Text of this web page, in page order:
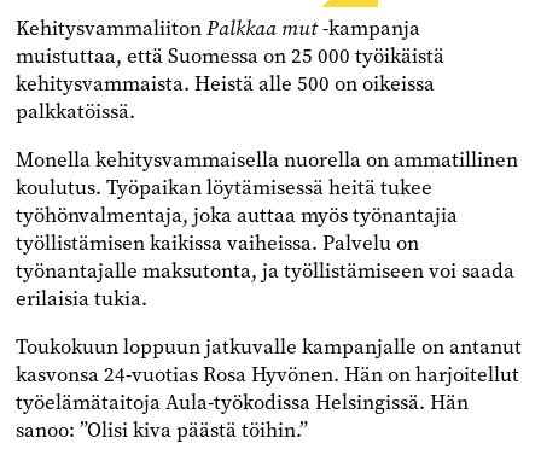
KehitysvammaliitonPalkkaa mut-kampanja
muistuttaa, että Suomessa on 25 000 työikäistä
kehitysvammaista. Heistä alle 500 on oikeissa
palkkatöissä.
Monella kehitysvammaisella nuorella on ammatillinen
koulutus. Työpaikan löytämisessä heitä tukee
työhönvalmentaja, joka auttaa myös työnantajia
työllistämisen kaikissa vaiheissa. Palvelu on
työnantajalle maksutonta, ja työllistämiseen voi saada
erilaisia tukia.
Toukokuun loppuun jatkuvalle kampanjalle on antanut
kasvonsa 24-vuotias Rosa Hyvönen. Hän on harjoitellut
työelämätaitoja Aula-työkodissa Helsingissä. Hän
sanoo: ”Olisi kiva päästä töihin.”